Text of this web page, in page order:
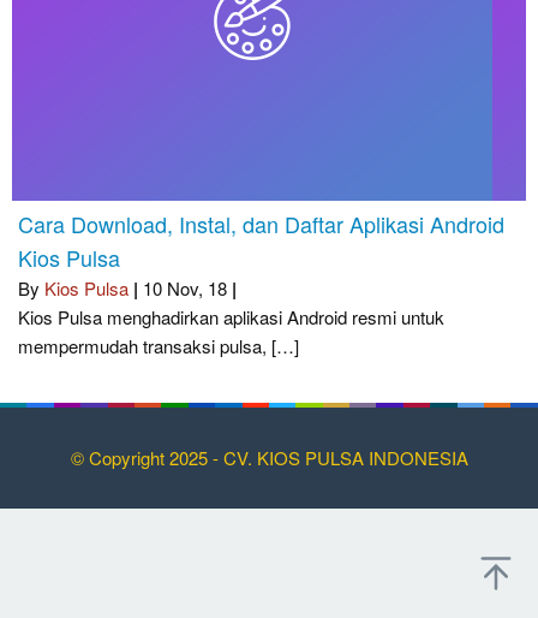
Cara Download, Instal, dan Daftar Aplikasi Android
Kios Pulsa
By Kios Pulsa | 10 Nov, 18 |
Kios Pulsa menghadirkan aplikasi Android resmi untuk
mempermudah transaksi pulsa, […]
© Copyright 2025 - CV. KIOS PULSA INDONESIA